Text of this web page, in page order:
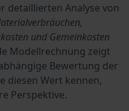
detaillierten Analyse von
und Gemeinkosten
Modellrechnung zeigt
Bewertung der
diesen Wert kennen,
Perspektive.